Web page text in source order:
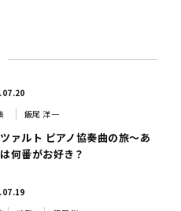
飯尾 洋一
ァルト ピアノ協奏曲の旅～あ
何番がお好き？